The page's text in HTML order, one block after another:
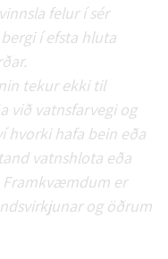
felur í sér
í efsta hluta
tekur ekki til
við vatnsfarvegi og
hafa bein eða
vatnshlota eða
er
og öðrum